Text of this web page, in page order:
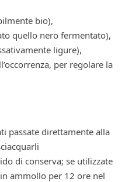
bio),
quello nero fermentato),
ligure),
per regolare la
passate direttamente alla
di conserva; se utilizzate
ammollo per 12 ore nel